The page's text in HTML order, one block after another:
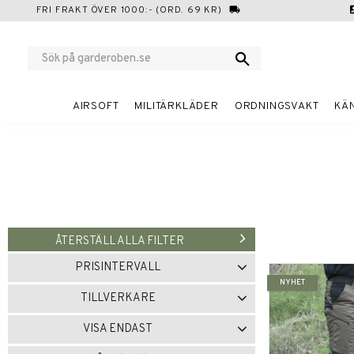
FRI FRAKT ÖVER 1000:- (ORD. 69 KR) local_shipping
AIRSOFT MILITÄRKLÄDER ORDNINGSVAKT
ÅTERSTÄLL ALLA FILTER
PRISINTERVALL
149 849
TILLVERKARE
OUT360
7
VISA ENDAST
NYHET